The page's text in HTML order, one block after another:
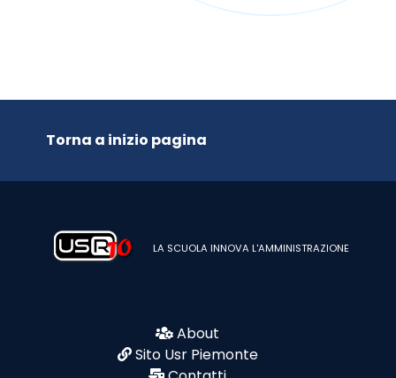
Torna a inizio pagina
LA SCUOLA INNOVA L'AMMINISTRAZIONE
About
Sito Usr Piemonte